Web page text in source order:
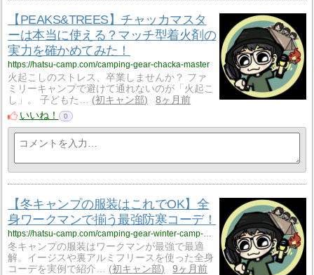
【PEAKS&TREES】チャッカマスタ
ーは本当に使える？マッチ型着火剤の
実力を確かめてみた！
https://hatsu-camp.com/camping-gear-chacka-master
火起こしのストレス、卒業しませんか？ ファ
ミリーキャンプで避けて通れないのが「火起こ
し」。 子どもた…
初キャン部
8ヶ月前
いいね！
0
【冬キャンプの服装はこれでOK】全
身ワークマンで揃う最強防寒コーデ！
https://hatsu-camp.com/camping-gear-winter-camp-workman-outfit
冬キャンプの服装はワークマンが最強で最適
解。イージスや裏アルミフリースを使った全身
コーデを実例で紹介…
初キャン部
9ヶ月前